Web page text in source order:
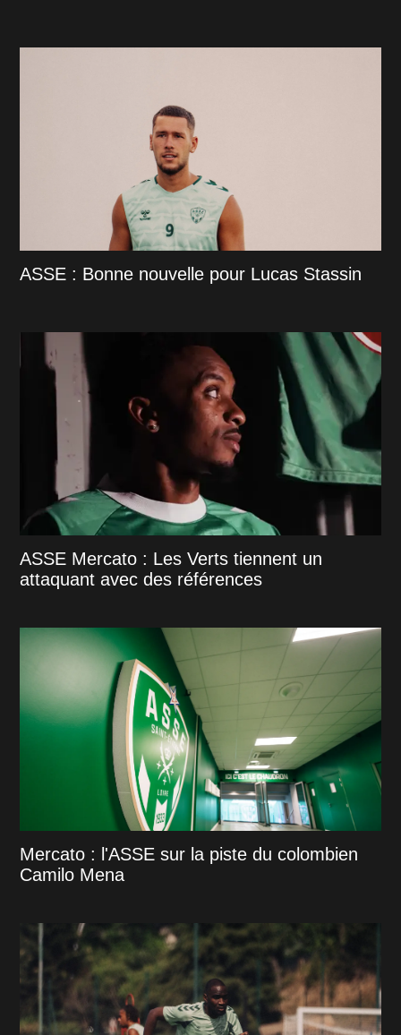
ASSE : Bonne nouvelle pour Lucas Stassin
ASSE Mercato : Les Verts tiennent un
attaquant avec des références
Mercato : l'ASSE sur la piste du colombien
Camilo Mena